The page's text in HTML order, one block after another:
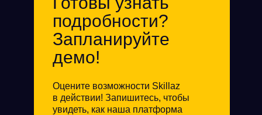
Оцените возможности Skillaz
в действии! Запишитесь, чтобы
увидеть, как наша платформа
подробности?
Запланируйте
демо!